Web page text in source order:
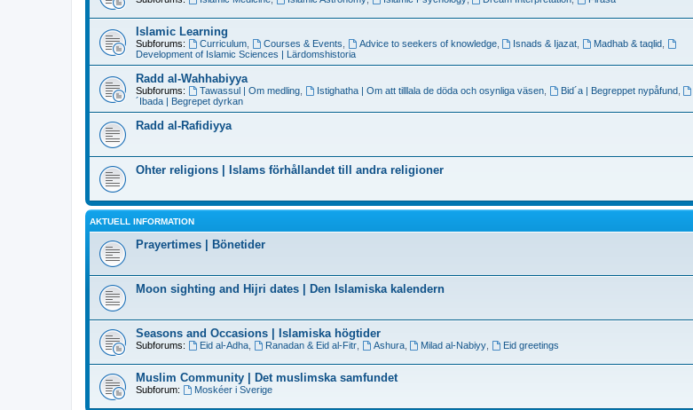
Islamic Learning
Subforums: Curriculum, Courses & Events Advice to seekers of knowledge, Isnads & Ijazat Madhab & taqlid
Development of Islamic Sciences | Lärdomshistoria
Radd al-Wahhabiyya
Subforums: Tawassul | Om medling, Istighatha | Om att tilllala de döda och osynliga väsen, Bid´a | Begreppet nypåfund,
´Ibada | Begrepet dyrkan
Radd al-Rafidiyya
Ohter religions | Islams förhållandet till andra religioner
AKTUELL INFORMATION
Prayertimes | Bönetider
Moon sighting and Hijri dates | Den Islamiska kalendern
Seasons and Occasions | Islamiska högtider
Subforums: Eid al-Adha, Ranadan & Eid al-Fitr, Ashura, Milad al-Nabiyy Eid greetings
Muslim Community | Det muslimska samfundet
Subforum: Moskéer i Sverige